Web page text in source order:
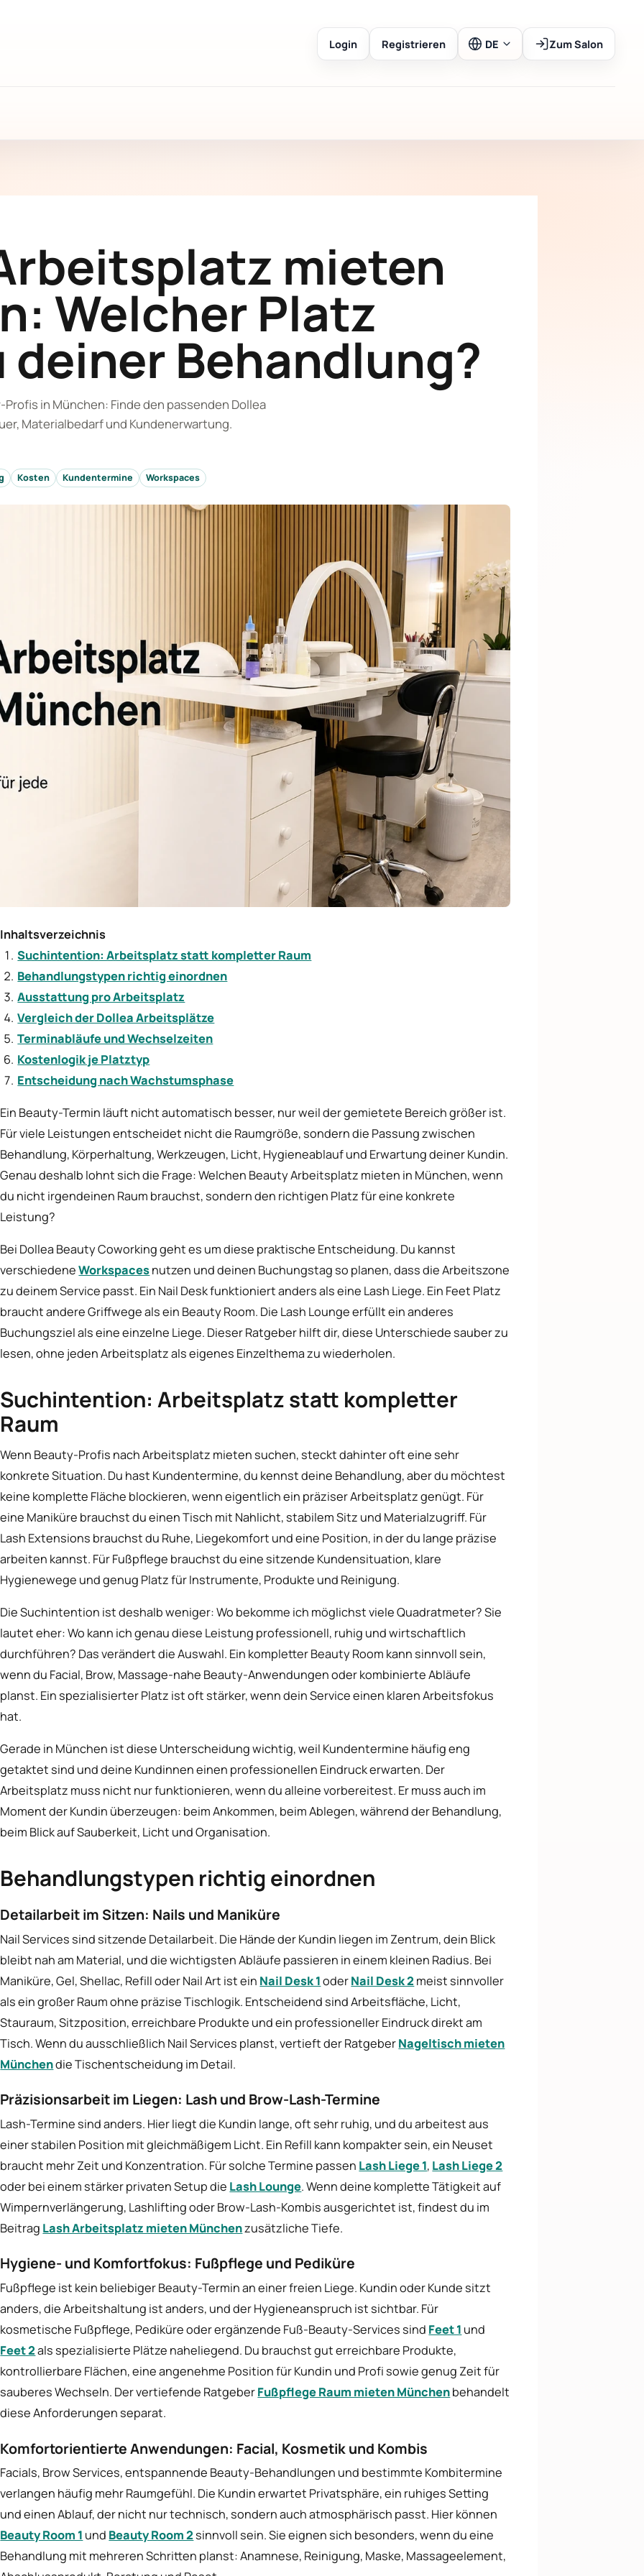
Login Registrieren DE Zum Salon
mieten
Welcher Platz
deiner Behandlung?
in München: Finde den passenden Dollea
Materialbedarf und Kundenerwartung.
Kosten Kundentermine Workspaces
Inhaltsverzeichnis
Suchintention: Arbeitsplatz statt kompletter Raum
Behandlungstypen richtig einordnen
Ausstattung pro Arbeitsplatz
Vergleich der Dollea Arbeitsplätze
Terminabläufe und Wechselzeiten
Kostenlogik je Platztyp
Entscheidung nach Wachstumsphase
Ein Beauty-Termin läuft nicht automatisch besser, nur weil der gemietete Bereich größer ist.
Für viele Leistungen entscheidet nicht die Raumgröße, sondern die Passung zwischen
Behandlung, Körperhaltung, Werkzeugen, Licht, Hygieneablauf und Erwartung deiner Kundin.
Genau deshalb lohnt sich die Frage: Welchen Beauty Arbeitsplatz mieten in München, wenn
du nicht irgendeinen Raum brauchst, sondern den richtigen Platz für eine konkrete
Leistung?
Bei Dollea Beauty Coworking geht es um diese praktische Entscheidung. Du kannst
verschiedeneWorkspacesnutzen und deinen Buchungstag so planen, dass die Arbeitszone
zu deinem Service passt. Ein Nail Desk funktioniert anders als eine Lash Liege. Ein Feet Platz
braucht andere Griffwege als ein Beauty Room. Die Lash Lounge erfüllt ein anderes
Buchungsziel als eine einzelne Liege. Dieser Ratgeber hilft dir, diese Unterschiede sauber zu
lesen, ohne jeden Arbeitsplatz als eigenes Einzelthema zu wiederholen.
Suchintention: Arbeitsplatz statt kompletter
Raum
Wenn Beauty-Profis nach Arbeitsplatz mieten suchen, steckt dahinter oft eine sehr
konkrete Situation. Du hast Kundentermine, du kennst deine Behandlung, aber du möchtest
keine komplette Fläche blockieren, wenn eigentlich ein präziser Arbeitsplatz genügt. Für
eine Maniküre brauchst du einen Tisch mit Nahlicht, stabilem Sitz und Materialzugriff. Für
Lash Extensions brauchst du Ruhe, Liegekomfort und eine Position, in der du lange präzise
arbeiten kannst. Für Fußpflege brauchst du eine sitzende Kundensituation, klare
Hygienewege und genug Platz für Instrumente, Produkte und Reinigung.
Die Suchintention ist deshalb weniger: Wo bekomme ich möglichst viele Quadratmeter? Sie
lautet eher: Wo kann ich genau diese Leistung professionell, ruhig und wirtschaftlich
durchführen? Das verändert die Auswahl. Ein kompletter Beauty Room kann sinnvoll sein,
wenn du Facial, Brow, Massage-nahe Beauty-Anwendungen oder kombinierte Abläufe
planst. Ein spezialisierter Platz ist oft stärker, wenn dein Service einen klaren Arbeitsfokus
hat.
Gerade in München ist diese Unterscheidung wichtig, weil Kundentermine häufig eng
getaktet sind und deine Kundinnen einen professionellen Eindruck erwarten. Der
Arbeitsplatz muss nicht nur funktionieren, wenn du alleine vorbereitest. Er muss auch im
Moment der Kundin überzeugen: beim Ankommen, beim Ablegen, während der Behandlung,
beim Blick auf Sauberkeit, Licht und Organisation.
Behandlungstypen richtig einordnen
Detailarbeit im Sitzen: Nails und Maniküre
Nail Services sind sitzende Detailarbeit. Die Hände der Kundin liegen im Zentrum, dein Blick
bleibt nah am Material, und die wichtigsten Abläufe passieren in einem kleinen Radius. Bei
Maniküre, Gel, Shellac, Refill oder Nail Art ist ein Nail Desk 1oderNail Desk 2 meist sinnvoller
als ein großer Raum ohne präzise Tischlogik. Entscheidend sind Arbeitsfläche, Licht,
Stauraum, Sitzposition, erreichbare Produkte und ein professioneller Eindruck direkt am
Tisch. Wenn du ausschließlich Nail Services planst, vertieft der RatgeberNageltisch mieten
Münchendie Tischentscheidung im Detail.
Präzisionsarbeit im Liegen: Lash und Brow-Lash-Termine
Lash-Termine sind anders. Hier liegt die Kundin lange, oft sehr ruhig, und du arbeitest aus
einer stabilen Position mit gleichmäßigem Licht. Ein Refill kann kompakter sein, ein Neuset
braucht mehr Zeit und Konzentration. Für solche Termine passen Lash Liege 1, Lash Liege 2
oder bei einem stärker privaten Setup die Lash Lounge. Wenn deine komplette Tätigkeit auf
Wimpernverlängerung, Lashlifting oder Brow-Lash-Kombis ausgerichtet ist, findest du im
Beitrag Lash Arbeitsplatz mieten Münchenzusätzliche Tiefe.
Hygiene- und Komfortfokus: Fußpflege und Pediküre
Fußpflege ist kein beliebiger Beauty-Termin an einer freien Liege. Kundin oder Kunde sitzt
anders, die Arbeitshaltung ist anders, und der Hygieneanspruch ist sichtbar. Für
kosmetische Fußpflege, Pediküre oder ergänzende Fuß-Beauty-Services sind Feet 1 und
Feet 2als spezialisierte Plätze naheliegend. Du brauchst gut erreichbare Produkte,
kontrollierbare Flächen, eine angenehme Position für Kundin und Profi sowie genug Zeit für
sauberes Wechseln. Der vertiefende RatgeberFußpflege Raum mieten Münchenbehandelt
diese Anforderungen separat.
Komfortorientierte Anwendungen: Facial, Kosmetik und Kombis
Facials, Brow Services, entspannende Beauty-Behandlungen und bestimmte Kombitermine
verlangen häufig mehr Raumgefühl. Die Kundin erwartet Privatsphäre, ein ruhiges Setting
und einen Ablauf, der nicht nur technisch, sondern auch atmosphärisch passt. Hier können
Beauty Room 1 und Beauty Room 2 sinnvoll sein. Sie eignen sich besonders, wenn du eine
Behandlung mit mehreren Schritten planst: Anamnese, Reinigung, Maske, Massageelement,